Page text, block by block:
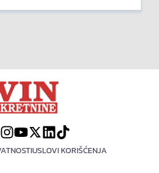
USLOVI KORIŠĆENJA